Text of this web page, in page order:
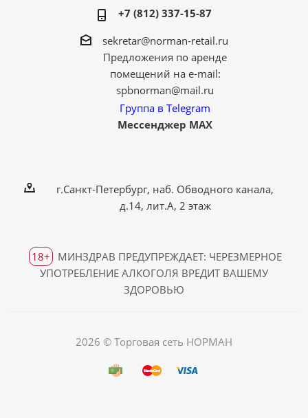
+7 (812) 337-15-87
sekretar@norman-retail.ru
Предложения по аренде
помещений на e-mail:
spbnorman@mail.ru
Группа в Telegram
Мессенджер MAX
г.Санкт-Петербург, наб. Обводного канала,
д.14, лит.А, 2 этаж
18+
МИНЗДРАВ ПРЕДУПРЕЖДАЕТ: ЧЕРЕЗМЕРНОЕ
УПОТРЕБЛЕНИЕ АЛКОГОЛЯ ВРЕДИТ ВАШЕМУ
ЗДОРОВЬЮ
2026 © Торговая сеть НОРМАН